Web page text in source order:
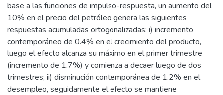
base a las funciones de impulso-respuesta, un aumento del
10% en el precio del petróleo genera las siguientes
respuestas acumuladas ortogonalizadas: i) incremento
contemporáneo de 0.4% en el crecimiento del producto,
luego el efecto alcanza su máximo en el primer trimestre
(incremento de 1.7%) y comienza a decaer luego de dos
trimestres; ii) disminución contemporánea de 1.2% en el
desempleo, seguidamente el efecto se mantiene